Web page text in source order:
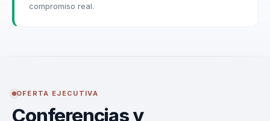
compromiso real.
OFERTA EJECUTIVA
Conferencias y